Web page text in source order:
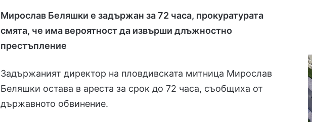
Мирослав Беляшки е задържан за 72 часа, прокуратурата
смята, че има вероятност да извърши длъжностно
престъпление
Задържаният директор на пловдивската митница Мирослав
Беляшки остава в ареста за срок до 72 часа, съобщиха от
държавното обвинение.